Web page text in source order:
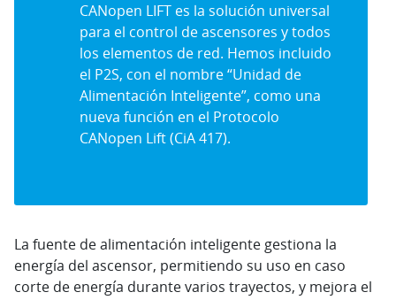
CANopen LIFT es la solución universal
para el control de ascensores y todos
los elementos de red. Hemos incluido
el P2S, con el nombre “Unidad de
Alimentación Inteligente”, como una
nueva función en el Protocolo
CANopen Lift (CiA 417).
La fuente de alimentación inteligente gestiona la
energía del ascensor, permitiendo su uso en caso
corte de energía durante varios trayectos, y mejora el